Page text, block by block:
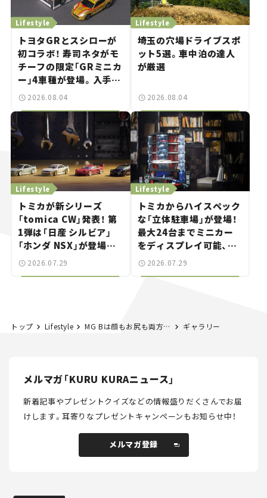
トヨタGRとスシローが
初コラボ！ 寿司ネタがモ
チーフの限定「GRミニカ
ー」4車種が登場。入手方
法は？【クルマとホビー】
Lifestyle
2026.08.04
埼玉の穴場ドライブスポ
ット5選。車中泊の達人
が厳選
Lifestyle
2026.08.04
トミカが新シリーズ
「tomica CW」発表！ 第
1弾は「日産 シルビア」
「ホンダ NSX」が登場。
世界が注目す
Lifestyle
2026.07.29
トミカからハイスペック
な「立体駐車場」が登場！
最大24台までミニカー
をディスプレイ可能、特
別な「日産 GT-R
Lifestyle
2026.07.29
トップ Lifestyle MG Bは顔もお尻も両方カワイイ！ ロードスター乗りも釘付けの英国車の魅力──ハッサンの「ワカモノ旧車オーナー探訪記」Vol.02【新連載】 ギャラリー
メルマガ「KURU KURAニュース」
新着記事やプレゼントクイズなどの情報盛りだくさんでお届
けします。耳寄りなプレゼントキャンペーンもお知らせ中！
メルマガ登録